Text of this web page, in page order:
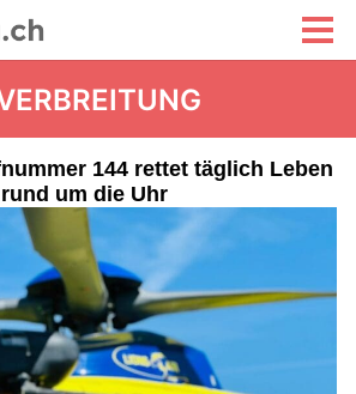
144 rettet täglich Leben
um die Uhr